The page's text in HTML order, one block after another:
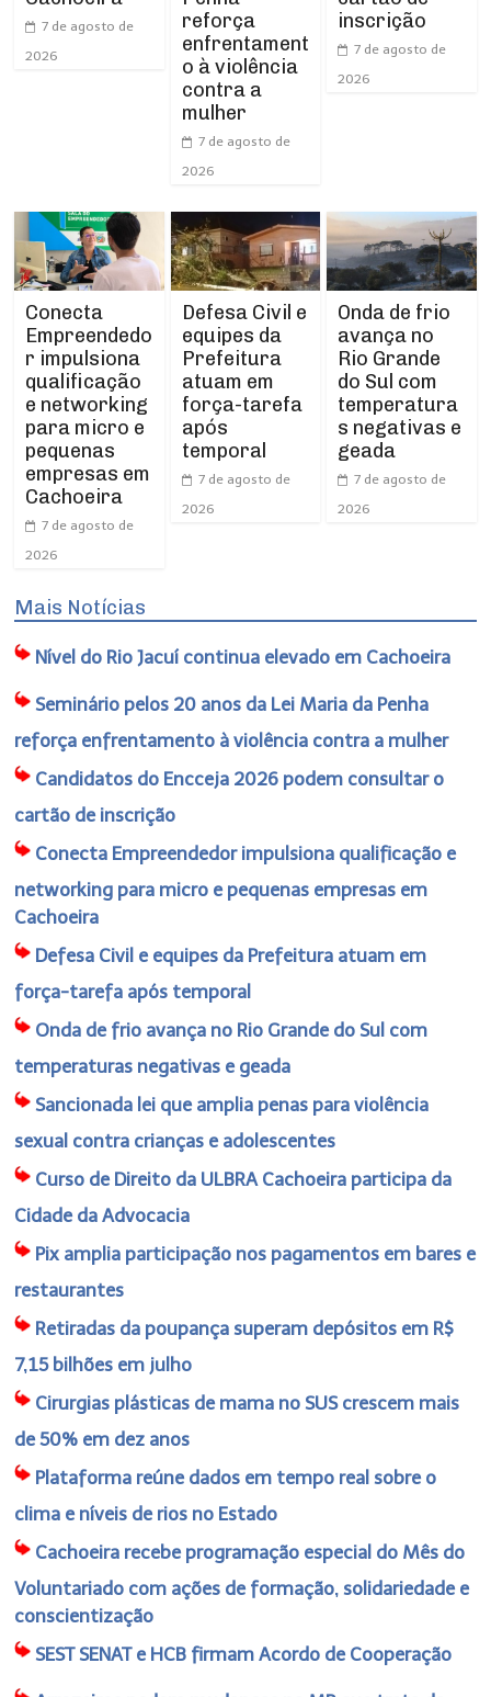
7 de agosto de
2026
reforça
enfrentament
o à violência
contra a
mulher
7 de agosto de
2026
inscrição
7 de agosto de
2026
Conecta
Empreendedo
r impulsiona
qualificação
e networking
para micro e
pequenas
empresas em
Cachoeira
7 de agosto de
2026
Defesa Civil e
equipes da
Prefeitura
atuam em
força-tarefa
após
temporal
7 de agosto de
2026
Onda de frio
avança no
Rio Grande
do Sul com
temperatura
s negativas e
geada
7 de agosto de
2026
Mais Notícias
Nível do Rio Jacuí continua elevado em Cachoeira
Seminário pelos 20 anos da Lei Maria da Penha
reforça enfrentamento à violência contra a mulher
Candidatos do Encceja 2026 podem consultar o
cartão de inscrição
Conecta Empreendedor impulsiona qualificação e
networking para micro e pequenas empresas em
Cachoeira
Defesa Civil e equipes da Prefeitura atuam em
força-tarefa após temporal
Onda de frio avança no Rio Grande do Sul com
temperaturas negativas e geada
Sancionada lei que amplia penas para violência
sexual contra crianças e adolescentes
Curso de Direito da ULBRA Cachoeira participa da
Cidade da Advocacia
Pix amplia participação nos pagamentos em bares e
restaurantes
Retiradas da poupança superam depósitos em R$
7,15 bilhões em julho
Cirurgias plásticas de mama no SUS crescem mais
de 50% em dez anos
Plataforma reúne dados em tempo real sobre o
clima e níveis de rios no Estado
Cachoeira recebe programação especial do Mês do
Voluntariado com ações de formação, solidariedade e
conscientização
SEST SENAT e HCB firmam Acordo de Cooperação